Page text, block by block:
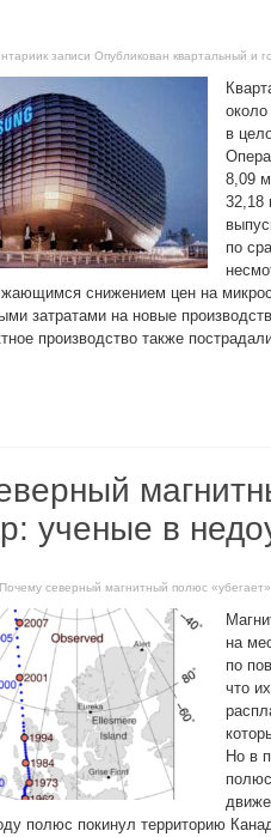
к записи Опубликован квартальный и
в
8,09
32,18
по
снижением цен на
затратами на новые
производство также
ученые в
Почему северный магнитный полюс
на
по
что
Но в
полюс покинул территорию